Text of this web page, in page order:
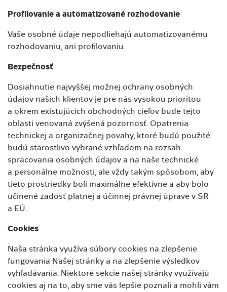
Profilovanie a automatizované rozhodovanie
Vaše osobné údaje nepodliehajú automatizovanému
rozhodovaniu, ani profilovaniu.
Bezpečnosť
Dosiahnutie najvyššej možnej ochrany osobných
údajov našich klientov je pre nás vysokou prioritou
a okrem existujúcich obchodných cieľov bude tejto
oblasti venovaná zvýšená pozornosť. Opatrenia
technickej a organizačnej povahy, ktoré budú použité
budú starostlivo vybrané vzhľadom na rozsah
spracovania osobných údajov a na naše technické
a personálne možnosti, ale vždy takým spôsobom, aby
tieto prostriedky boli maximálne efektívne a aby bolo
učinené zadosť platnej a účinnej právnej úprave v SR
a EÚ.
Cookies
Naša stránka využíva súbory cookies na zlepšenie
fungovania Našej stránky a na zlepšenie výsledkov
vyhľadávania. Niektoré sekcie našej stránky využívajú
cookies aj na to, aby sme vás lepšie poznali a mohli vám